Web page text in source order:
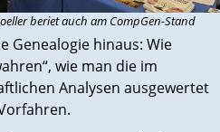
beriet auch am CompGen-Stand
Genealogie hinaus: Wie
wie man die im
Analysen ausgewertet